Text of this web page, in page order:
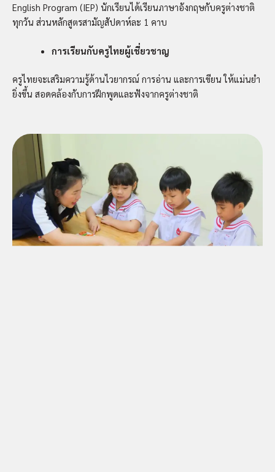
English Program (IEP) นักเรียนได้เรียนภาษาอังกฤษกับครูต่างชาติ
ทุกวัน ส่วนหลักสูตรสามัญสัปดาห์ละ 1 คาบ
การเรียนกับครูไทยผู้เชี่ยวชาญ
ครูไทยจะเสริมความรู้ด้านไวยากรณ์ การอ่าน และการเขียน ให้แม่นยำ
ยิ่งขึ้น สอดคล้องกับการฝึกพูดและฟังจากครูต่างชาติ